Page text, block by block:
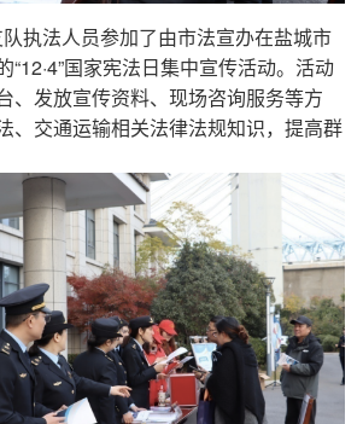
执法人员参加了由市法宣办在盐城市
“12·4”国家宪法日集中宣传活动。活动
、发放宣传资料、现场咨询服务等方
、交通运输相关法律法规知识，提高群